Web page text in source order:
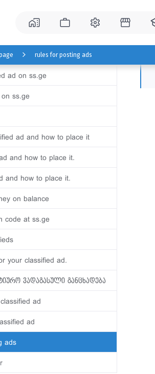
rules for posting ads
ad on ss.ge
ss.ge
ad and how to place it
and how to place it.
and how to place it.
on balance
code at ss.ge
your classified ad.
ვადაგასული განცხადება
ad
ad
ads